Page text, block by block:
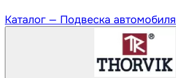
Каталог — Подвеска автомобиля